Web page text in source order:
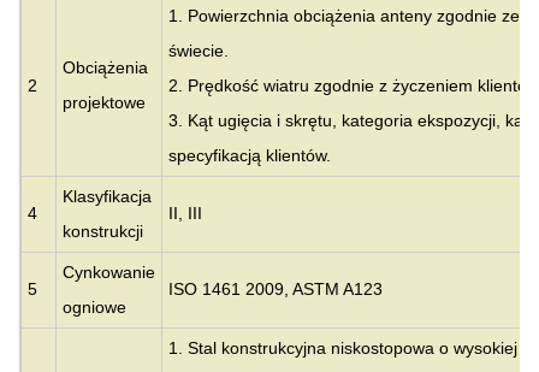
2
Obciążenia
projektowe
1. Powierzchnia obciążenia anteny zgodnie ze
świecie.
2. Prędkość wiatru zgodnie z życzeniem
3. Kąt ugięcia i skrętu, kategoria ekspozycji,
specyfikacją klientów.
4
Klasyfikacja
konstrukcji
II, III
5
Cynkowanie
ogniowe
ISO 1461 2009, ASTM A123
1. Stal konstrukcyjna niskostopowa o wysokiej